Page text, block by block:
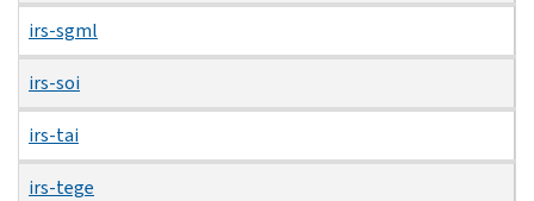
irs-sgml
irs-soi
irs-tai
irs-tege